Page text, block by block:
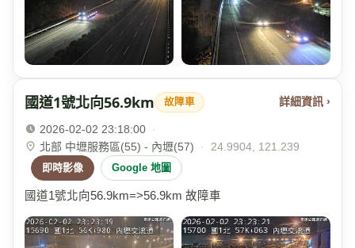
國道1號北向56.9km 故障車 詳細資訊 ›
2026-02-02 23:18:00
·
北部 中壢服務區(55) - 內壢(57)
· 24.9904, 121.239
即時影像 Google 地圖
國道1號北向56.9km=>56.9km 故障車